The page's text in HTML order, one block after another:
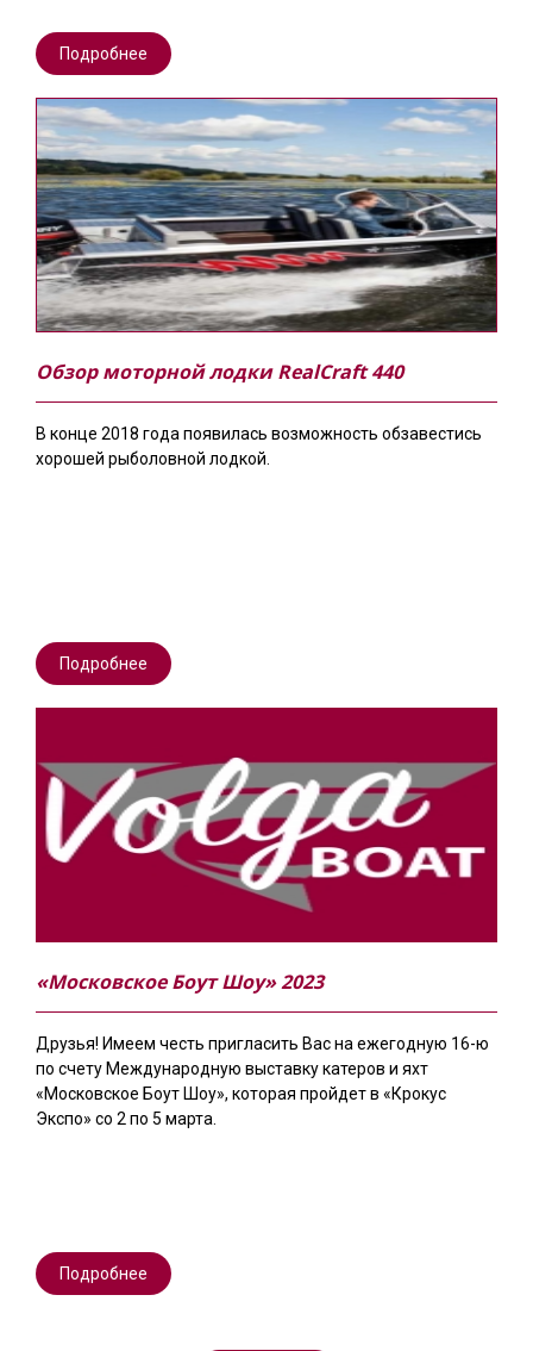
Подробнее
Обзор моторной лодки RealCraft 440
В конце 2018 года появилась возможность обзавестись
хорошей рыболовной лодкой.
Подробнее
«Московское Боут Шоу» 2023
Друзья! Имеем честь пригласить Вас на ежегодную 16-ю
по счету Международную выставку катеров и яхт
«Московское Боут Шоу», которая пройдет в «Крокус
Экспо» со 2 по 5 марта.
Подробнее